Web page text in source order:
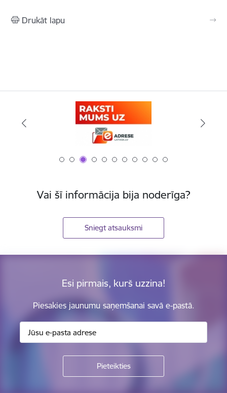
Drukāt lapu
Vai šī informācija bija noderīga?
Sniegt atsauksmi
Esi pirmais, kurš uzzina!
Piesakies jaunumu saņemšanai savā e-pastā.